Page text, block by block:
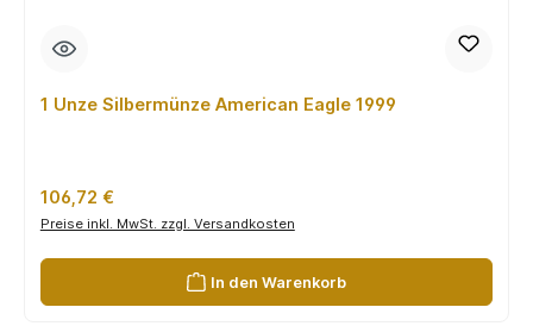
1 Unze Silbermünze American Eagle 1999
Regulärer Preis:
106,72 €
Preise inkl. MwSt. zzgl. Versandkosten
In den Warenkorb